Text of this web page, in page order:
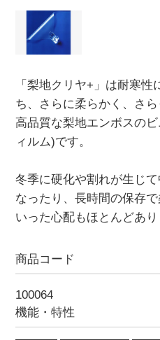
「梨地クリヤ+」は耐寒
ち、さらに柔らかく、さ
高品質な梨地エンボスの
ィルム)です。
冬季に硬化や割れが生じ
なったり、長時間の保存
いった心配もほとんどあり
商品コード
100064
機能・特性